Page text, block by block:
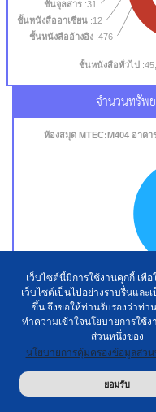
เว็บไซต์นี้มีการใช้งานคุกกี้ เพื่อ
เว็บไซต์เป็นไปอย่างราบรื่นและ
ขึ้น จึงขอให้ท่านรับรองว่าท่า
ทำความเข้าใจนโยบายการใช้ง
ส่วนหนึ่งของ
นโยบายการคุ้มครองข้อมูลส่ว
ยอมรับ
ชั้นหนังสือทั่วไป
ชั้นหนังสืออ้างอิง:476
ชั้นหนังสืออาเซียน:12
ชั้นจุลสาร:31
จำนวนทรัพ
ห้องสมุด MTEC:M404 อาคา